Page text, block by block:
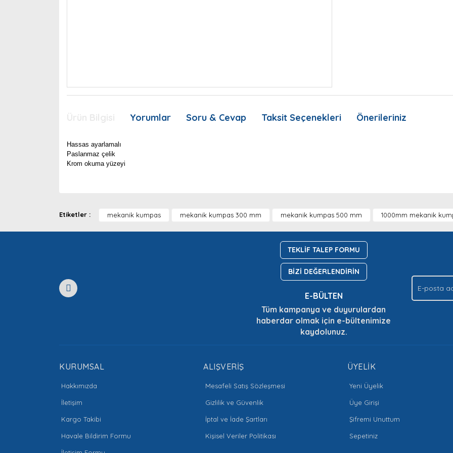
Yorumlar Soru & Cevap Taksit Seçenekleri Önerileriniz
Hassas ayarlamalı
Paslanmaz çelik
Krom okuma yüzeyi
Etiketler : mekanik kumpas mekanik kumpas 300 mm mekanik kumpas 500 mm 1000mm mekanik
TEKLİF TALEP FORMU
BİZİ DEĞERLENDİRİN
E-BÜLTEN
Tüm kampanya ve duyurulardan
haberdar olmak için e-bültenimize
kaydolunuz.
KURUMSAL
Hakkımızda
İletişim
Kargo Takibi
Havale Bildirim Formu
ALIŞVERİŞ
Mesafeli Satış Sözleşmesi
Gizlilik ve Güvenlik
İptal ve İade Şartları
Kişisel Veriler Politikası
ÜYELİK
Yeni Üyelik
Üye Girişi
Şifremi Unuttum
Sepetiniz